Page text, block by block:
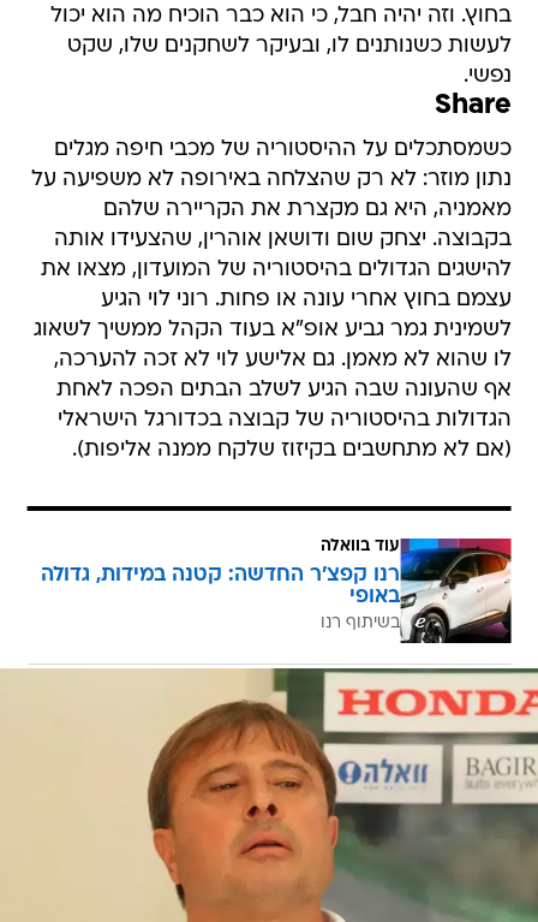
בחוץ. וזה יהיה חבל, כי הוא כבר הוכיח מה הוא יכול
לעשות כשנותנים לו, ובעיקר לשחקנים שלו, שקט
נפשי.
Share
כשמסתכלים על ההיסטוריה של מכבי חיפה מגלים
נתון מוזר: לא רק שהצלחה באירופה לא משפיעה על
מאמניה, היא גם מקצרת את הקריירה שלהם
בקבוצה. יצחק שום ודושאן אוהרין, שהצעידו אותה
להישגים הגדולים בהיסטוריה של המועדון, מצאו את
עצמם בחוץ אחרי עונה או פחות. רוני לוי הגיע
לשמינית גמר גביע אופ"א בעוד הקהל ממשיך לשאוג
לו שהוא לא מאמן. גם אלישע לוי לא זכה להערכה,
אף שהעונה שבה הגיע לשלב הבתים הפכה לאחת
הגדולות בהיסטוריה של קבוצה בכדורגל הישראלי
(אם לא מתחשבים בקיזוז שלקח ממנה אליפות).
עוד בוואלה
רנו קפצ'ר החדשה: קטנה במידות, גדולה
באופי
בשיתוף רנו